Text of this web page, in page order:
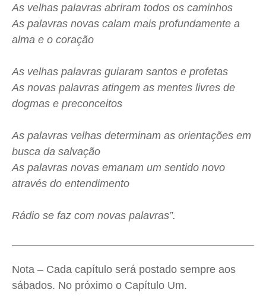
As velhas palavras abriram todos os caminhos
As palavras novas calam mais profundamente a
alma e o coração
As velhas palavras guiaram santos e profetas
As novas palavras atingem as mentes livres de
dogmas e preconceitos
As palavras velhas determinam as orientações em
busca da salvação
As palavras novas emanam um sentido novo
através do entendimento
Rádio se faz com novas palavras”.
Nota – Cada capítulo será postado sempre aos
sábados. No próximo o Capítulo Um.